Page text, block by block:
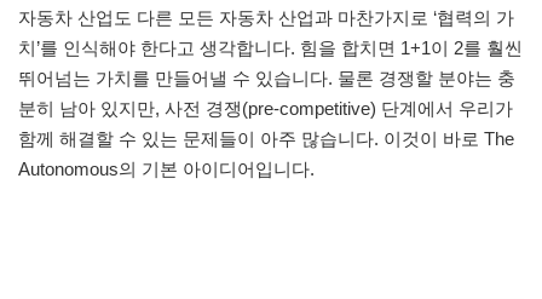
자동차 산업도 다른 모든 자동차 산업과 마찬가지로 ‘협력의 가
치’를 인식해야 한다고 생각합니다. 힘을 합치면 1+1이 2를 훨씬
뛰어넘는 가치를 만들어낼 수 있습니다. 물론 경쟁할 분야는 충
분히 남아 있지만, 사전 경쟁(pre-competitive) 단계에서 우리가
함께 해결할 수 있는 문제들이 아주 많습니다. 이것이 바로 The
Autonomous의 기본 아이디어입니다.